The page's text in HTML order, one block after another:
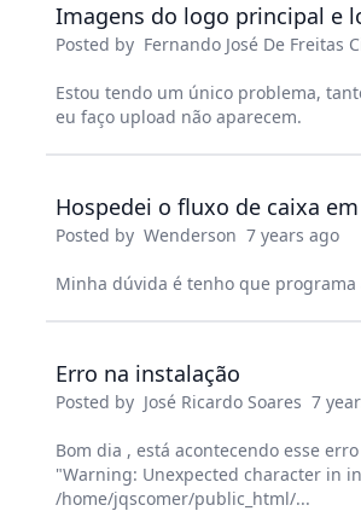
Imagens do logo principal e
Posted by Fernando José De Freitas
Estou tendo um único problema,
eu faço upload não aparecem.
Hospedei o fluxo de caixa
Posted by Wenderson 7 years ago
Minha dúvida é tenho que
Erro na instalação
Posted by José Ricardo Soares 7
Bom dia , está acontecendo esse
"Warning: Unexpected character in
/home/jqscomer/public_html/...